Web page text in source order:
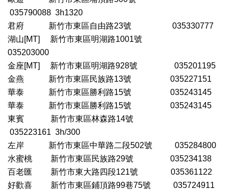
035790088 3h1320
君府 新竹市東區自由路23號 035330777
湖山[MT] 新竹市東區明湖路1001號
035203000
金座[MT] 新竹市東區明湖路928號 035201195
金燕 新竹市東區民族路13號 035227151
華泰 新竹市東區勝利路15號 035243145
華泰 新竹市東區勝利路15號 035243145
東賓
新竹市東區林森路14號
035223161 3h/300
左岸 新竹市東區中華路二段502號 035284800
水蜜桃 新竹市東區民族路29號 035234138
百老匯 新竹市東大路四段121號 035361122
好歡喜 新竹市東區鋪頂路99巷75號 035724911